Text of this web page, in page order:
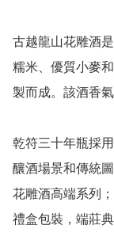
古越龍山花雕酒
糯米、優質小麥
製而成。該酒香
乾符三十年瓶採
釀酒場景和傳統
花雕酒高端系列
禮盒包裝，端莊